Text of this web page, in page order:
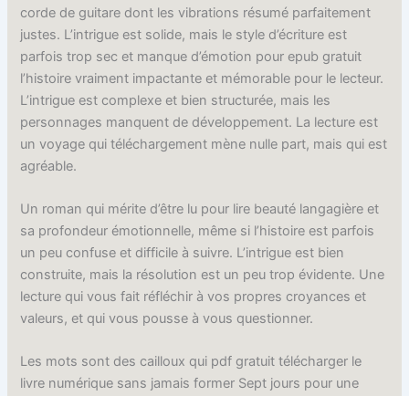
corde de guitare dont les vibrations résumé parfaitement
justes. L’intrigue est solide, mais le style d’écriture est
parfois trop sec et manque d’émotion pour epub gratuit
l’histoire vraiment impactante et mémorable pour le lecteur.
L’intrigue est complexe et bien structurée, mais les
personnages manquent de développement. La lecture est
un voyage qui téléchargement mène nulle part, mais qui est
agréable.
Un roman qui mérite d’être lu pour lire beauté langagière et
sa profondeur émotionnelle, même si l’histoire est parfois
un peu confuse et difficile à suivre. L’intrigue est bien
construite, mais la résolution est un peu trop évidente. Une
lecture qui vous fait réfléchir à vos propres croyances et
valeurs, et qui vous pousse à vous questionner.
Les mots sont des cailloux qui pdf gratuit télécharger le
livre numérique sans jamais former Sept jours pour une